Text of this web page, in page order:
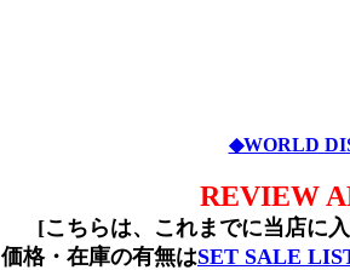
◆WORLD
REVIEW
[こちらは、これまでに当店に
価格・在庫の有無はSET SALE